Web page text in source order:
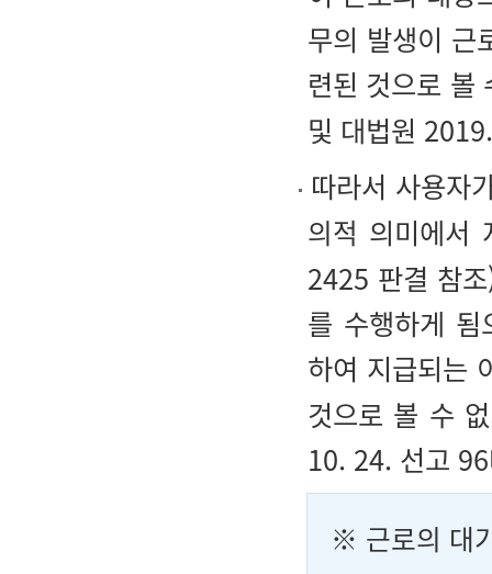
무의 발생이 근
련된 것으로 볼
및 대법원
따라서 사용자
의적 의미에서
2425 판결 참
를 수행하게 됨
하여 지급되는
것으로 볼 수
10. 24. 선고
※ 근로의 대